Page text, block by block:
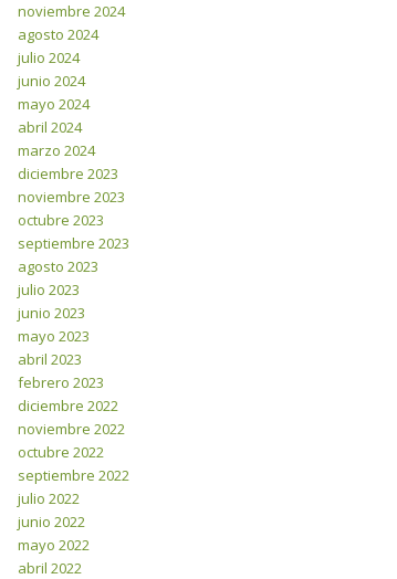
noviembre 2024
agosto 2024
julio 2024
junio 2024
mayo 2024
abril 2024
marzo 2024
diciembre 2023
noviembre 2023
octubre 2023
septiembre 2023
agosto 2023
julio 2023
junio 2023
mayo 2023
abril 2023
febrero 2023
diciembre 2022
noviembre 2022
octubre 2022
septiembre 2022
julio 2022
junio 2022
mayo 2022
abril 2022